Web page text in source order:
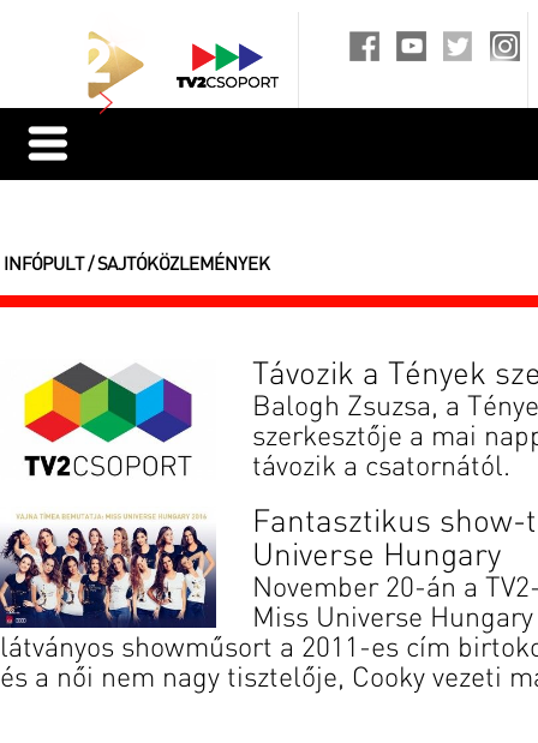
INFÓPULT / SAJTÓKÖZLEMÉNYEK
Távozik a Tények
Balogh Zsuzsa, a
szerkesztője a mai
távozik a csatornától.
Fantasztikus show-
Universe Hungary
November 20-án a
Miss Universe
látványos showműsort a 2011-es cím
és a női nem nagy tisztelője, Cooky vezeti